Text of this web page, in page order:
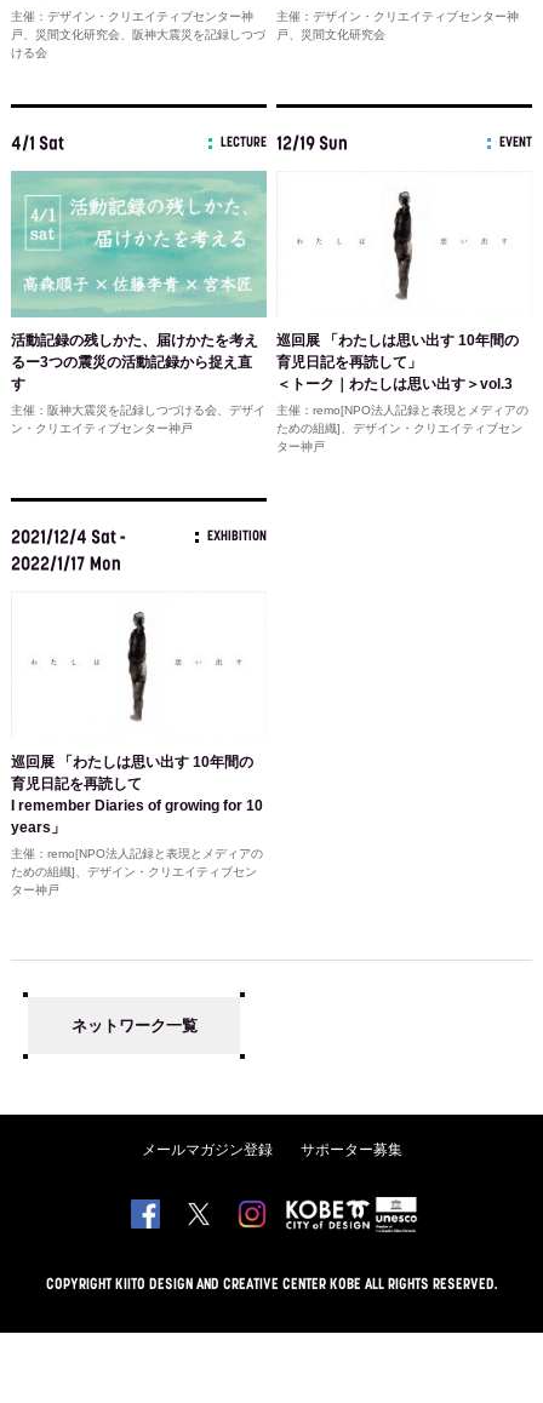
主催：デザイン・クリエイティブセンター神
戸、災間文化研究会、阪神大震災を記録しつづ
ける会
主催：デザイン・クリエイティブセンター神
戸、災間文化研究会
4/1 Sat LECTURE
活動記録の残しかた、届けかたを考え
るー3つの震災の活動記録から捉え直
す
主催：阪神大震災を記録しつづける会、デザイ
ン・クリエイティブセンター神戸
12/19 Sun EVENT
巡回展 「わたしは思い出す 10年間の
育児日記を再読して」
＜トーク｜わたしは思い出す＞vol.3
主催：remo[NPO法人記録と表現とメディアの
ための組織]、デザイン・クリエイティブセン
ター神戸
2021/12/4 Sat -
2022/1/17 Mon
EXHIBITION
巡回展 「わたしは思い出す 10年間の
育児日記を再読して
I remember Diaries of growing for 10
years」
主催：remo[NPO法人記録と表現とメディアの
ための組織]、デザイン・クリエイティブセン
ター神戸
ネットワーク一覧
メールマガジン登録 サポーター募集
COPYRIGHT KIITO DESIGN AND CREATIVE CENTER KOBE ALL RIGHTS RESERVED.